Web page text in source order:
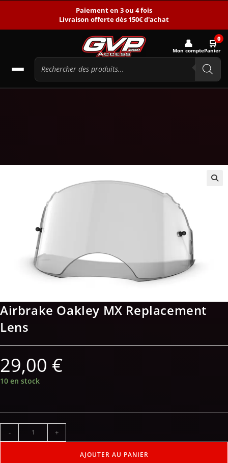
Paiement en 3 ou 4 fois
Livraison offerte dès 150€ d'achat
👤
Mon compte
🛒0
Panier
Airbrake Oakley MX Replacement
Lens
29,00 €
10 en stock
- +
AJOUTER AU PANIER